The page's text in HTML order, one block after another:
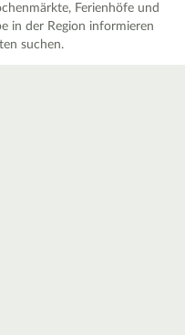
Ferienhöfe und
in der Region informieren
suchen.